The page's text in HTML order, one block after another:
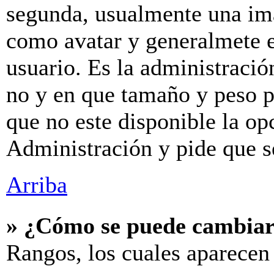
segunda, usualmente una
como avatar y generalmete
usuario. Es la
no y en que tamaño y peso
que no este disponible la
Administración y pide que
Arriba
» ¿Cómo se puede
Rangos, los cuales